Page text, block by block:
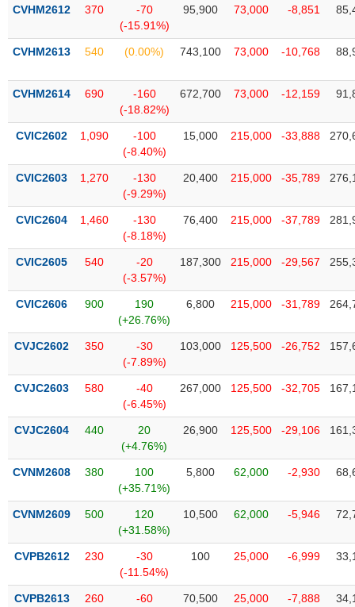
CVHM2612 370
-70
(-15.91%)
95,900 73,000 -8,851
CVHM2613 540 (0.00%) 743,100 73,000 -10,768
CVHM2614 690
-160
(-18.82%)
672,700 73,000 -12,159
CVIC2602 1,090
-100
(-8.40%)
15,000 215,000 -33,888
CVIC2603 1,270
-130
(-9.29%)
20,400 215,000 -35,789
CVIC2604 1,460
-130
(-8.18%)
76,400 215,000 -37,789
CVIC2605 540
-20
(-3.57%)
187,300 215,000 -29,567
CVIC2606 900
190
(+26.76%)
6,800 215,000 -31,789
CVJC2602 350
-30
(-7.89%)
103,000 125,500 -26,752
CVJC2603 580
-40
(-6.45%)
267,000 125,500 -32,705
CVJC2604 440
20
(+4.76%)
26,900 125,500 -29,106
CVNM2608 380
100
(+35.71%)
5,800 62,000 -2,930
CVNM2609 500
120
(+31.58%)
10,500 62,000 -5,946
CVPB2612 230
-30
(-11.54%)
100 25,000 -6,999
CVPB2613 260
-60
70,500 25,000 -7,888
(-)
Tất cả Người nội bộ Người liên quan Cổ đông lớn
Tin
tức
của
giả
(-)
phân
tích
Thuật
ngữ
vụ
(-)
tạo